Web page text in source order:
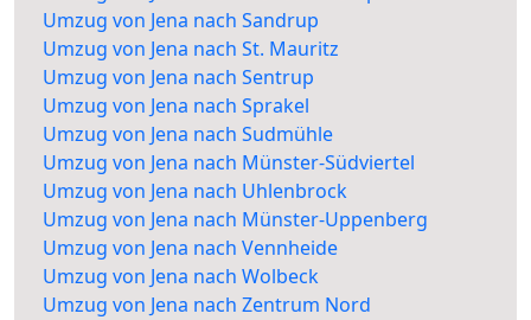
Umzug von Jena nach Sandrup
Umzug von Jena nach St. Mauritz
Umzug von Jena nach Sentrup
Umzug von Jena nach Sprakel
Umzug von Jena nach Sudmühle
Umzug von Jena nach Münster-Südviertel
Umzug von Jena nach Uhlenbrock
Umzug von Jena nach Münster-Uppenberg
Umzug von Jena nach Vennheide
Umzug von Jena nach Wolbeck
Umzug von Jena nach Zentrum Nord